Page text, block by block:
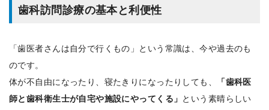
歯科訪問診療の基本と利便性
「歯医者さんは自分で行くもの」という常識は、今や過去のも
のです。
体が不自由になったり、寝たきりになったりしても、
「歯科医
師と歯科衛生士が自宅や施設にやってくる」 という素晴らしい